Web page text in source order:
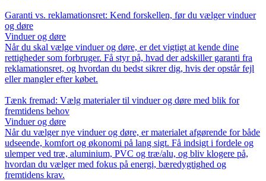
Garanti vs. reklamationsret: Kend forskellen, før du vælger vinduer
og døre
Vinduer og døre
Når du skal vælge vinduer og døre, er det vigtigt at kende dine
rettigheder som forbruger. Få styr på, hvad der adskiller garanti fra
reklamationsret, og hvordan du bedst sikrer dig, hvis der opstår fejl
eller mangler efter købet.
Tænk fremad: Vælg materialer til vinduer og døre med blik for
fremtidens behov
Vinduer og døre
Når du vælger nye vinduer og døre, er materialet afgørende for både
udseende, komfort og økonomi på lang sigt. Få indsigt i fordele og
ulemper ved træ, aluminium, PVC og træ/alu, og bliv klogere på,
hvordan du vælger med fokus på energi, bæredygtighed og
fremtidens krav.